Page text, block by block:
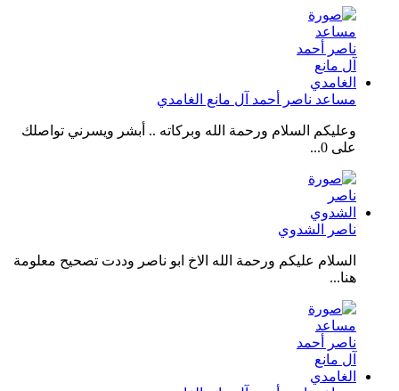
مساعد ناصر أحمد آل مانع الغامدي
وعليكم السلام ورحمة الله وبركاته .. أبشر ويسرني تواصلك
على 0...
ناصر الشدوي
السلام عليكم ورحمة الله الاخ ابو ناصر وددت تصحيح معلومة
هنا...